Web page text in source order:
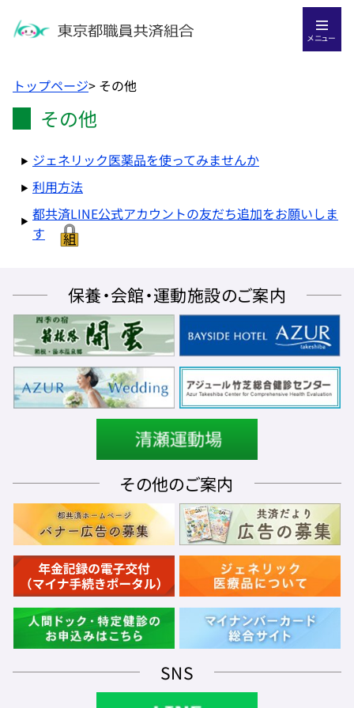
メニュー
トップページ> その他
その他
ジェネリック医薬品を使ってみませんか
利用方法
都共済LINE公式アカウントの友だち追加をお願いしま
す
保養・会館・運動施設のご案内
その他のご案内
SNS